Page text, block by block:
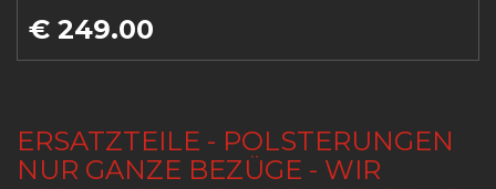
€ 249.00
ERSATZTEILE - POLSTERUNGEN
NUR GANZE BEZÜGE - WIR